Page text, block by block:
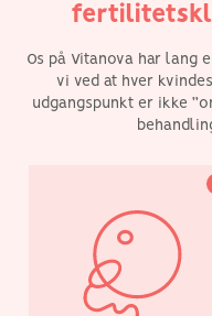
Os på Vitanova har lang
vi ved at hver
udgangspunkt er ikke
Vores medicinske team
arbejder hårdt på fortsat
at udvikle og skabe
fremskridt i
fertilitetsbehandling.